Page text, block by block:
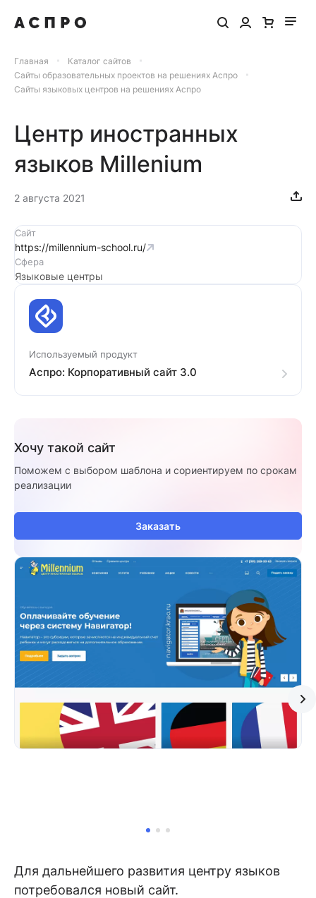
Главная
Каталог сайтов
Сайты образовательных проектов на решениях Аспро
Сайты языковых центров на решениях Аспро
Центр иностранных
языков Millenium
2 августа 2021
Для дальнейшего развития центру языков
потребовался новый сайт.
Сайт
https://millennium-school.ru/
Сфера
Языковые центры
Используемый продукт
Аспро: Корпоративный сайт 3.0
Хочу такой сайт
Поможем с выбором шаблона и сориентируем по срокам
реализации
Заказать